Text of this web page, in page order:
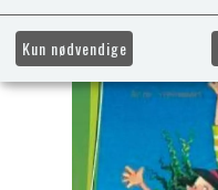
Kun nødvendige